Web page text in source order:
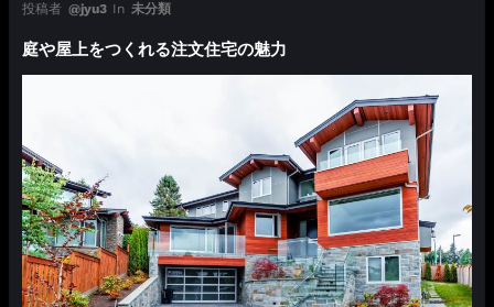
投稿者 @jyu3 In 未分類
庭や屋上をつくれる注文住宅の魅力